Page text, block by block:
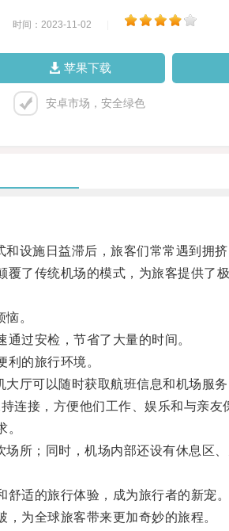
时间：2023-11-02
苹果下载
安卓市场，安全绿色
施日益滞后，旅客们常常遇到拥挤
传统机场的模式，为旅客提供了极
。
过安检，节省了大量的时间。
的旅行环境。
厅可以随时获取航班信息和机场服务
接，方便他们工作、娱乐和与亲友
；同时，机场内部还设有休息区、
适的旅行体验，成为旅行者的新宠。
为全球旅客带来更加奇妙的旅程。